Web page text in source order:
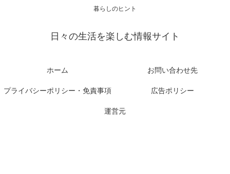
暮らしのヒント
日々の生活を楽しむ情報サイト
ホーム お問い合わせ先
プライバシーポリシー・免責事項 広告ポリシー
運営元